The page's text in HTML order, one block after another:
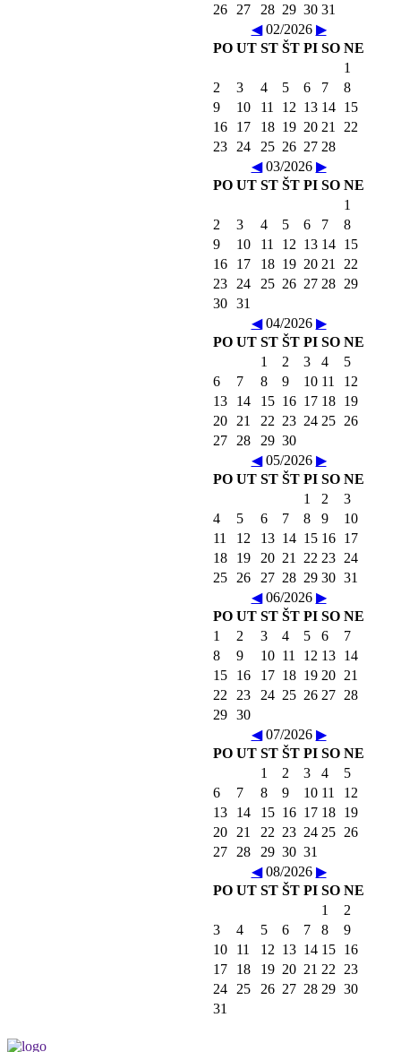
26
27 28 29 30 31
◀02/2026 ▶
PO UT ST ŠT PI SO NE
1
2
3 4 5 6 7
8
9
10 11 12 13 14 15
16
17 18 19 20 21
22
23
24 25 26 27 28
◀03/2026 ▶
PO UT ST ŠT PI SO NE
1
2
3 4 5 6 7
8
9
10 11 12 13 14 15
16
17 18 19 20 21
22
23
24 25 26 27 28 29
30 31
◀04/2026 ▶
PO UT ST ŠT PI SO NE
1
2 3 4
5
6
7 8 9 10 11
12
13
14 15 16 17 18 19
20
21 22 23 24 25 26
27
28 29 30
◀05/2026 ▶
PO UT ST ŠT PI SO NE
1
2
3
4
5 6 7 8 9
10
11
12 13 14 15 16 17
18
19 20 21 22 23 24
25
26 27 28 29 30 31
◀06/2026 ▶
PO UT ST ŠT PI SO NE
1
2 3 4 5 6
7
8
9 10 11 12 13 14
15
16 17 18 19 20 21
22
23 24 25 26 27 28
29 30
◀07/2026 ▶
PO UT ST ŠT PI SO NE
1
2 3 4
5
6
7 8 9 10 11
12
13
14 15 16 17 18 19
20
21 22 23 24 25 26
27
28 29 30 31
◀08/2026 ▶
PO UT ST ŠT PI SO NE
1
2
3
4 5 6 7 8
9
10
11 12 13 14 15 16
17
18 19 20 21 22
23
24
25 26 27 28 29 30
31